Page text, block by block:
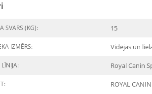
SVARS (KG): 15
IZMĒRS: Vidējas un
Royal Canin
ROYAL CANIN